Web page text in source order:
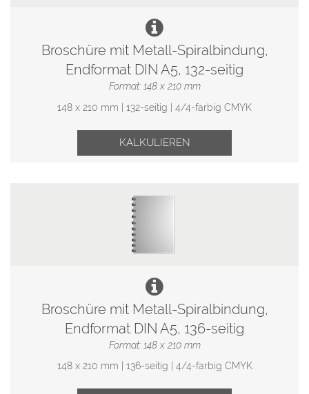
Broschüre mit Metall-Spiralbindung,
Endformat DIN A5, 132-seitig
Format: 148 x 210 mm
148 x 210 mm | 132-seitig | 4/4-farbig CMYK
KALKULIEREN
Broschüre mit Metall-Spiralbindung,
Endformat DIN A5, 136-seitig
Format: 148 x 210 mm
148 x 210 mm | 136-seitig | 4/4-farbig CMYK